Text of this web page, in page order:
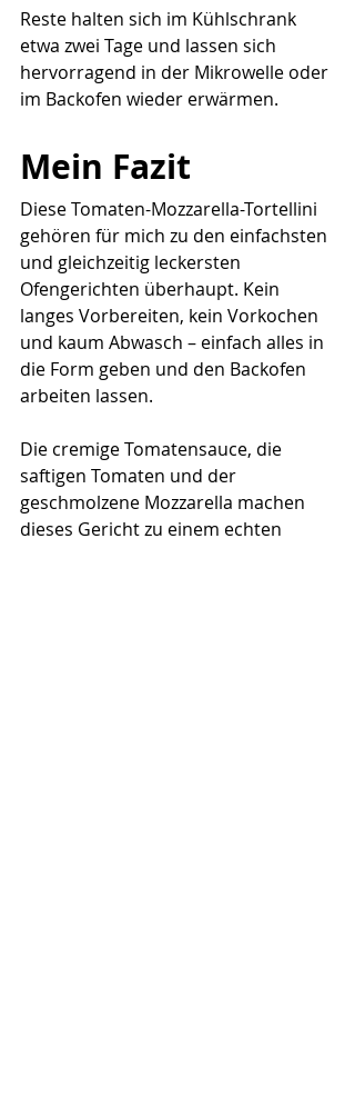
Reste halten sich im Kühlschrank
etwa zwei Tage und lassen sich
hervorragend in der Mikrowelle oder
im Backofen wieder erwärmen.
Mein Fazit
Diese Tomaten-Mozzarella-Tortellini
gehören für mich zu den einfachsten
und gleichzeitig leckersten
Ofengerichten überhaupt. Kein
langes Vorbereiten, kein Vorkochen
und kaum Abwasch – einfach alles in
die Form geben und den Backofen
arbeiten lassen.
Die cremige Tomatensauce, die
saftigen Tomaten und der
geschmolzene Mozzarella machen
dieses Gericht zu einem echten